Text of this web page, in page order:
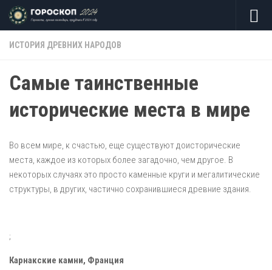
Skip to content
ИСТОРИЯ ДРЕВНИХ НАРОДОВ
Самые таинственные
исторические места в мире
Во всем мире, к счастью, еще существуют доисторические
места, каждое из которых более загадочно, чем другое. В
некоторых случаях это просто каменные круги и мегалитические
структуры, в других, частично сохранившиеся древние здания.
;
Карнакские камни, Франция